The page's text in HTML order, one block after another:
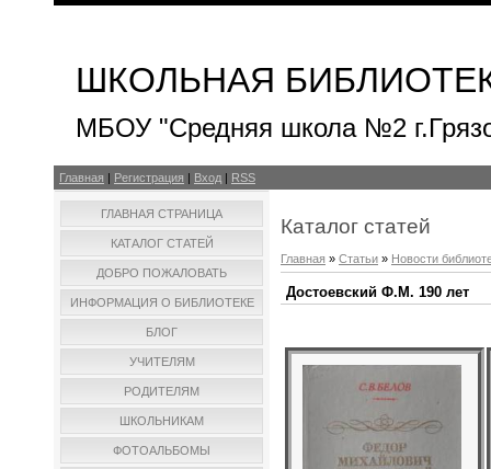
ШКОЛЬНАЯ
МБОУ "Средняя школа №2
Главная Регистрация Вход RSS
ГЛАВНАЯ СТРАНИЦА
КАТАЛОГ СТАТЕЙ
ДОБРО ПОЖАЛОВАТЬ
ИНФОРМАЦИЯ О БИБЛИОТЕКЕ
БЛОГ
УЧИТЕЛЯМ
РОДИТЕЛЯМ
ШКОЛЬНИКАМ
ФОТОАЛЬБОМЫ
Каталог статей
Главная » Статьи » Новости
Достоевский Ф.М. 190 лет